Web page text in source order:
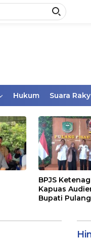
Hukum Suara
BPJS
Kapuas
Bupati